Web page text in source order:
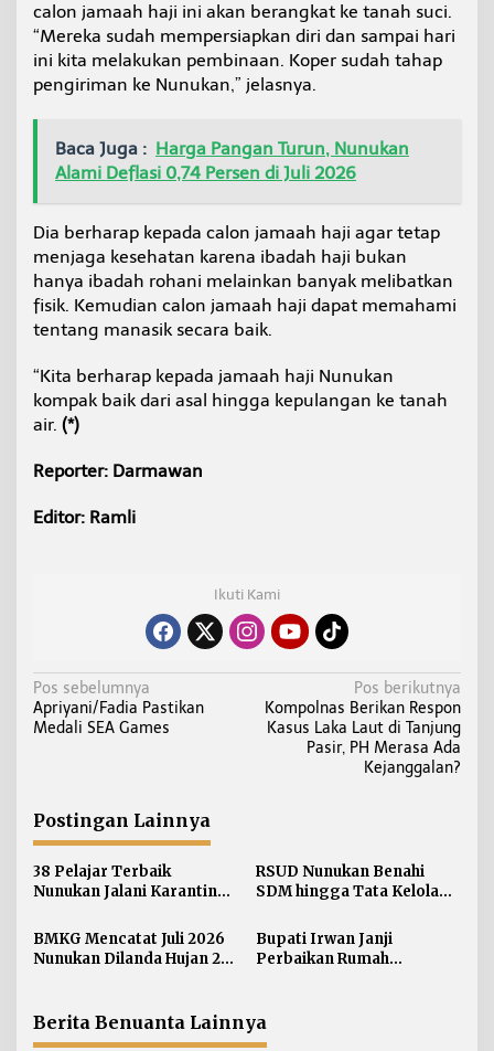
calon jamaah haji ini akan berangkat ke tanah suci.
“Mereka sudah mempersiapkan diri dan sampai hari
ini kita melakukan pembinaan. Koper sudah tahap
pengiriman ke Nunukan,” jelasnya.
Baca Juga : Harga Pangan Turun, Nunukan
Alami Deflasi 0,74 Persen di Juli 2026
Dia berharap kepada calon jamaah haji agar tetap
menjaga kesehatan karena ibadah haji bukan
hanya ibadah rohani melainkan banyak melibatkan
fisik. Kemudian calon jamaah haji dapat memahami
tentang manasik secara baik.
“Kita berharap kepada jamaah haji Nunukan
kompak baik dari asal hingga kepulangan ke tanah
air. (*)
Reporter: Darmawan
Editor: Ramli
Ikuti Kami
N
a
a
s
i
p
o
s
Pos sebelumnya
Apriyani/Fadia Pastikan
Medali SEA Games
Pos berikutnya
Kompolnas Berikan Respon
Kasus Laka Laut di Tanjung
Pasir, PH Merasa Ada
Kejanggalan?
Postingan Lainnya
38 Pelajar Terbaik
Nunukan Jalani Karantina,
di HUT RI ke-81
RSUD Nunukan Benahi
SDM hingga Tata Kelola
BMKG Mencatat Juli 2026
Nunukan Dilanda Hujan 23
Bupati Irwan Janji
Perbaikan Rumah
Berita Benuanta Lainnya